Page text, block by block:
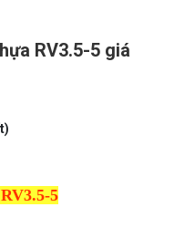
RV3.5-5 giá
5